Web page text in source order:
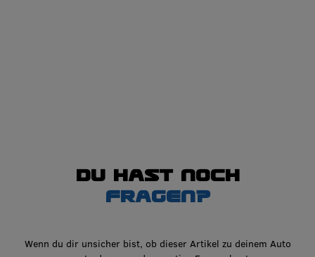
Du hast noch
Fragen?
Wenn du dir unsicher bist, ob dieser Artikel zu deinem Auto